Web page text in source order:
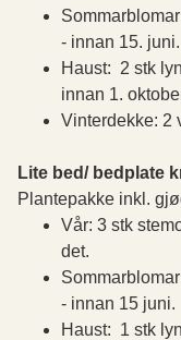
- innan 15. juni.
Haust: 2 stk
innan 1.
Vinterdekke: 2
Lite bed/ bedplate
Plantepakke inkl.
Vår: 3 stk
det.
- innan 15 juni.
Haust: 1 stk